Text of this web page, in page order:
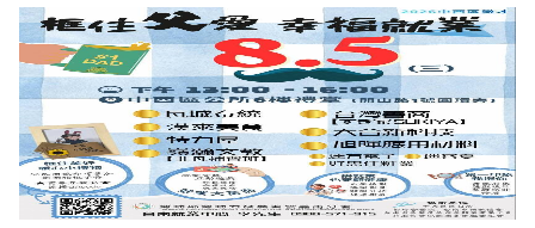
雇主都能一看就懂、動動手